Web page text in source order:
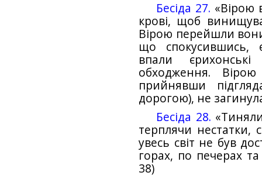
Бесіда 27. «Вірою
крові, щоб
Вірою перейшли
що спокусившись,
впали
обходження.
прийнявши
дорогою), не
Бесіда 28.
терплячи нестатки,
увесь світ не був
горах, по печерах
38)